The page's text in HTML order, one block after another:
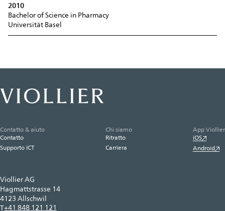
2010
Bachelor of Science in Pharmacy
Universität Basel
Viollier AG
Hagmattstrasse 14
4123 Allschwil
T+41 848 121 121
Contatto & aiuto
Contatto
Supporto ICT
Chi siamo
Ritratto
Carriera
App Viollier
iOS
Android